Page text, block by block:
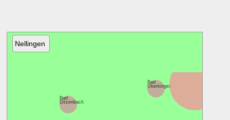
Nellingen
Bad
Überkingen
Bad
Ditzenbach